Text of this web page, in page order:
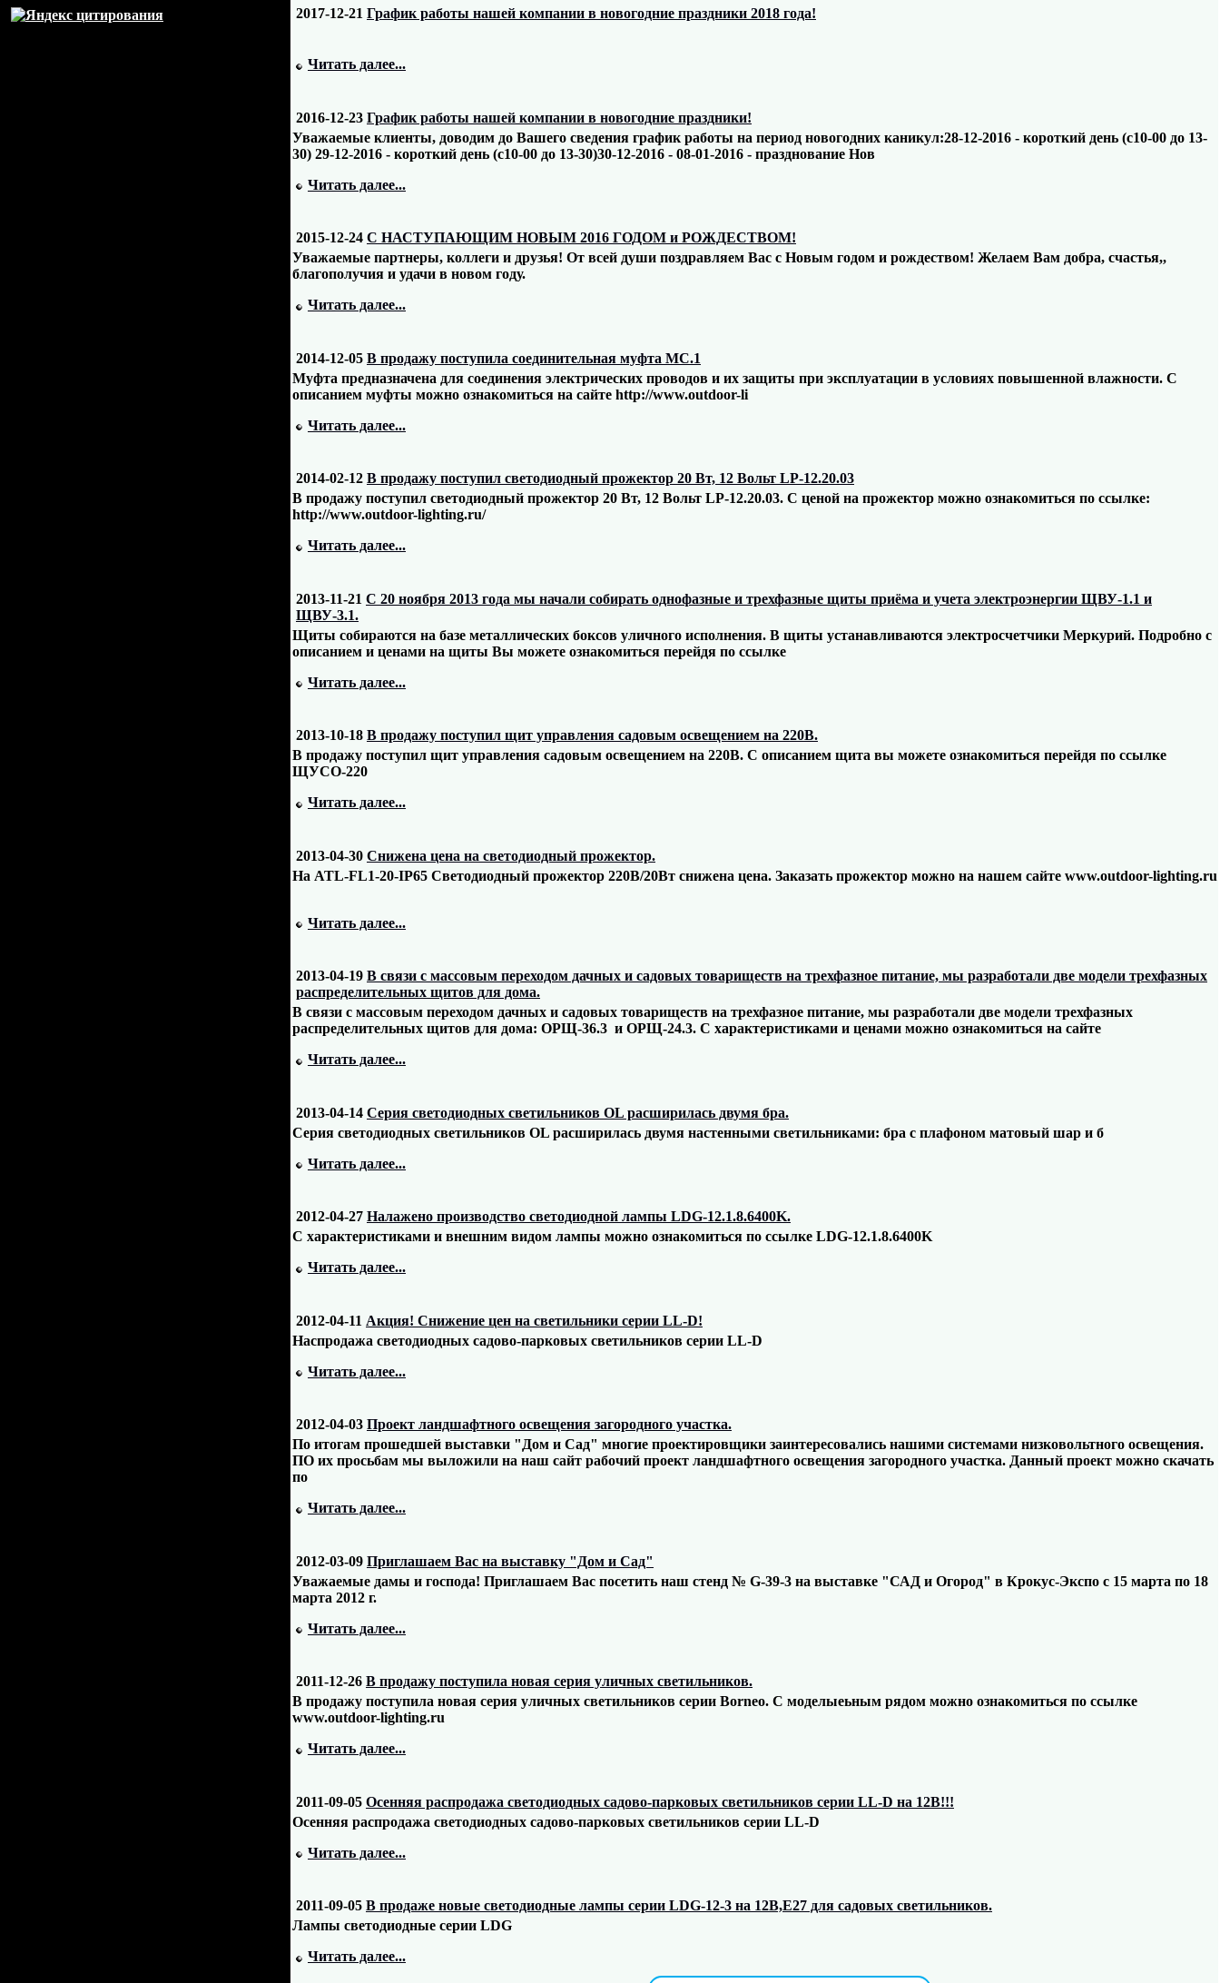
2017-12-21 График работы нашей компании в новогодние праздники 2018 года!
Читать далее...
2016-12-23 График работы нашей компании в новогодние праздники!
Уважаемые клиенты, доводим до Вашего сведения график работы на период новогодних каникул:28-12-2016 - короткий день (с10-00 до 13-
30) 29-12-2016 - короткий день (с10-00 до 13-30)30-12-2016 - 08-01-2016 - празднование Нов
Читать далее...
2015-12-24 С НАСТУПАЮЩИМ НОВЫМ 2016 ГОДОМ и РОЖДЕСТВОМ!
Уважаемые партнеры, коллеги и друзья! От всей души поздравляем Вас с Новым годом и рождеством! Желаем Вам добра, счастья,,
благополучия и удачи в новом году.
Читать далее...
2014-12-05 В продажу поступила соединительная муфта МС.1
Муфта предназначена для соединения электрических проводов и их защиты при эксплуатации в условиях повышенной влажности. С
описанием муфты можно ознакомиться на сайте http://www.outdoor-li
Читать далее...
2014-02-12 В продажу поступил светодиодный прожектор 20 Вт, 12 Вольт LP-12.20.03
В продажу поступил светодиодный прожектор 20 Вт, 12 Вольт LP-12.20.03. C ценой на прожектор можно ознакомиться по ссылке:
http://www.outdoor-lighting.ru/
Читать далее...
2013-11-21 С 20 ноября 2013 года мы начали собирать однофазные и трехфазные щиты приёма и учета электроэнергии ЩВУ-1.1 и
ЩВУ-3.1.
Щиты собираются на базе металлических боксов уличного исполнения. В щиты устанавливаются электросчетчики Меркурий. Подробно с
описанием и ценами на щиты Вы можете ознакомиться перейдя по ссылке
Читать далее...
2013-10-18 В продажу поступил щит управления садовым освещением на 220В.
В продажу поступил щит управления садовым освещением на 220В. С описанием щита вы можете ознакомиться перейдя по ссылке
ЩУСО-220
Читать далее...
2013-04-30 Снижена цена на светодиодный прожектор.
На ATL-FL1-20-IP65 Светодиодный прожектор 220В/20Вт снижена цена. Заказать прожектор можно на нашем сайте www.outdoor-lighting.ru
Читать далее...
2013-04-19 В связи с массовым переходом дачных и садовых товариществ на трехфазное питание, мы разработали две модели трехфазных
распределительных щитов для дома.
В связи с массовым переходом дачных и садовых товариществ на трехфазное питание, мы разработали две модели трехфазных
распределительных щитов для дома: ОРЩ-36.3 и ОРЩ-24.3. С характеристиками и ценами можно ознакомиться на сайте
Читать далее...
2013-04-14 Серия светодиодных светильников OL расширилась двумя бра.
Серия светодиодных светильников OL расширилась двумя настенными светильниками: бра с плафоном матовый шар и б
Читать далее...
2012-04-27 Налажено производство светодиодной лампы LDG-12.1.8.6400K.
С характеристиками и внешним видом лампы можно ознакомиться по ссылке LDG-12.1.8.6400K
Читать далее...
2012-04-11 Акция! Снижение цен на светильники серии LL-D!
Hаспродажа светодиодных садово-парковых светильников серии LL-D
Читать далее...
2012-04-03 Проект ландшафтного освещения загородного участка.
По итогам прошедшей выставки "Дом и Сад" многие проектировщики заинтересовались нашими системами низковольтного освещения.
ПО их просьбам мы выложили на наш сайт рабочий проект ландшафтного освещения загородного участка. Данный проект можно скачать
по
Читать далее...
2012-03-09 Приглашаем Вас на выставку "Дом и Сад"
Уважаемые дамы и господа! Приглашаем Вас посетить наш стенд № G-39-3 на выставке "САД и Огород" в Крокус-Экспо с 15 марта по 18
марта 2012 г.
Читать далее...
2011-12-26 В продажу поступила новая серия уличных светильников.
В продажу поступила новая серия уличных светильников серии Borneo. C моделыеьным рядом можно ознакомиться по ссылке
www.outdoor-lighting.ru
Читать далее...
2011-09-05 Осенняя распродажа светодиодных садово-парковых светильников серии LL-D на 12В!!!
Осенняя распродажа светодиодных садово-парковых светильников серии LL-D
Читать далее...
2011-09-05 В продаже новые светодиодные лампы серии LDG-12-3 на 12В,Е27 для садовых светильников.
Лампы светодиодные серии LDG
Читать далее...